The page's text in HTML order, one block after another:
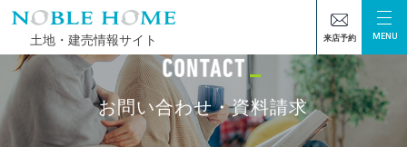
土地・建売情報サイト 来店予約 MENU
お問い合わせ・資料請求